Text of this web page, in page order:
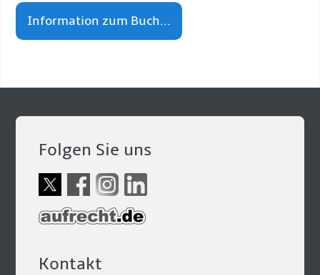
Information zum Buch...
Folgen Sie uns
Kontakt